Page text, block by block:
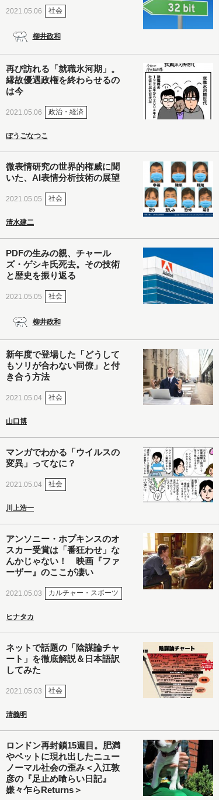
2021.05.06 社会
柳井政和
再び訪れる「就職氷河期」。
縁故優遇政権を終わらせるの
は今
2021.05.06 政治・経済
ぼうごなつこ
微表情研究の世界的権威に聞
いた、AI表情分析技術の展望
2021.05.05 社会
清水建二
PDFの生みの親、チャール
ズ・ゲシキ氏死去。その技術
と歴史を振り返る
2021.05.05 社会
柳井政和
新年度で登場した「どうして
もソリが合わない同僚」と付
き合う方法
2021.05.04 社会
山口博
マンガでわかる「ウイルスの
変異」ってなに？
2021.05.04 社会
川上浩一
アンソニー・ホプキンスのオ
スカー受賞は「番狂わせ」な
んかじゃない！ 映画『ファ
ーザー』のここが凄い
2021.05.03 カルチャー・スポーツ
ヒナタカ
ネットで話題の「陰謀論チャ
ート」を徹底解説＆日本語訳
してみた
2021.05.03 社会
清義明
ロンドン再封鎖15週目。肥満
やペットに現れ出したニュー
ノーマル社会の歪み＜入江敦
彦の『足止め喰らい日記』
嫌々乍らReturns＞